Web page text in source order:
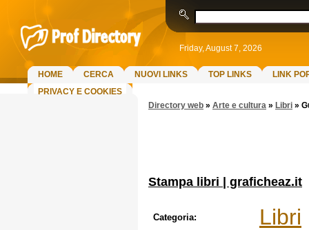
Friday, August 7, 2026
HOME CERCA NUOVI LINKS TOP LINKS
LINK
PRIVACY E COOKIES
Directory web » Arte e cultura » Libri »
Stampa libri | graficheaz.it
Categoria: Libri